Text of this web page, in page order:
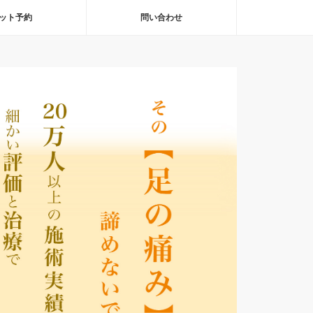
ト予約 問い合わせ